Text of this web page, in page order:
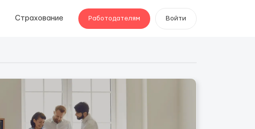
Страхование Работодателям Войти